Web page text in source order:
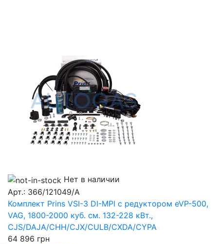
Нет в наличии
Арт.: 366/121049/A
Комплект Prins VSI-3 DI-MPI c редуктором eVP-500,
VAG, 1800-2000 куб. см. 132-228 кВт.,
CJS/DAJA/CHH/CJX/CULB/CXDA/CYPA
64 896 грн